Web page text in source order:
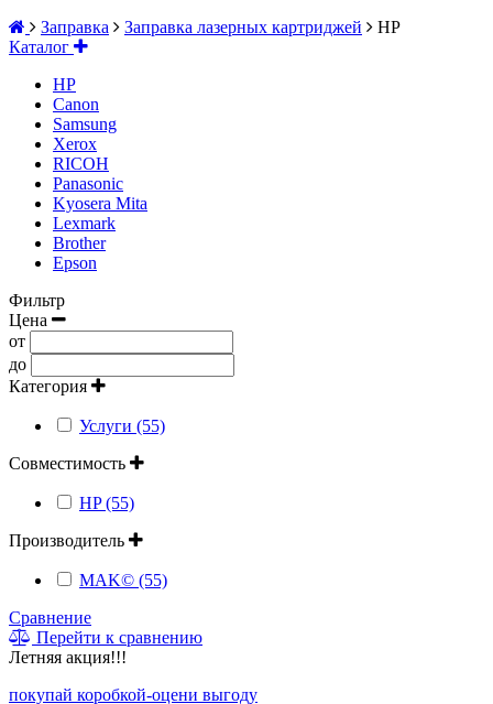
Заправка
Заправка лазерных картриджей
HP
Каталог
HP
Canon
Samsung
Xerox
RICOH
Panasonic
Kyosera Mita
Lexmark
Brother
Epson
Фильтр
Цена
от
до
Категория
Услуги (55)
Совместимость
HP (55)
Производитель
MAK© (55)
Сравнение
Перейти к сравнению
Летняя акция!!!
покупай коробкой-оцени выгоду